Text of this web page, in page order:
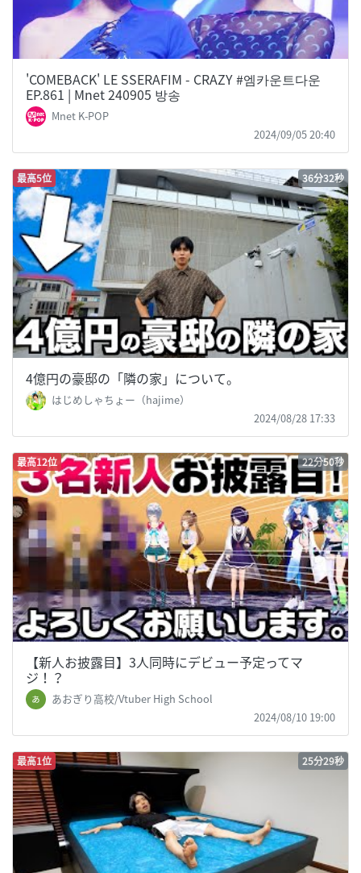
'COMEBACK' LE SSERAFIM - CRAZY #엠카운트다운
EP.861 | Mnet 240905 방송
Mnet K-POP
2024/09/05 20:40
最高5位 36分32秒
4億円の豪邸の「隣の家」について。
はじめしゃちょー（hajime）
2024/08/28 17:33
最高12位 22分50秒
【新人お披露目】3人同時にデビュー予定ってマ
ジ！？
あおぎり高校/Vtuber High School
2024/08/10 19:00
最高1位 25分29秒